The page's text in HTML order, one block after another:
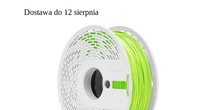
Dostawa do 12 sierpnia